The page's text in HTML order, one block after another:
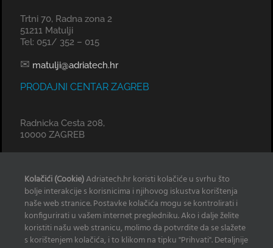
Trtni 70, Radna zona 2
51211 Matulji
Tel: 051/ 352 – 015
✉ matulji@adriatech.hr
PRODAJNI CENTAR ZAGREB
Radnicka Cesta 208,
10000 ZAGREB
✉
KOMERCIJALNI URED SPLIT
Tel: 098 329 239
✉ radan@adriatech.hr
Kolačići (Cookie)Adriatech.hr koristi kolačiće u svrhu što
bolje interakcije s korisnicima i njihovog iskustva korištenja
naše web stranice. Postavke kolačića mogu se kontrolirati i
konfigurirati u vašem internet pregledniku. Ako i dalje želite
koristiti našu web stranicu, molimo da potvrdite da se slažete
s korištenjem kolačića, i to klikom na tipku "Prihvati". Detaljnije